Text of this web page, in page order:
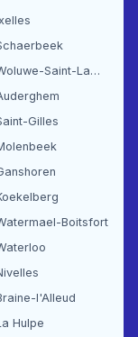
Plombier Woluwe-Saint-Lambert
Gilles
Boitsfort
l'Alleud
Hulpe